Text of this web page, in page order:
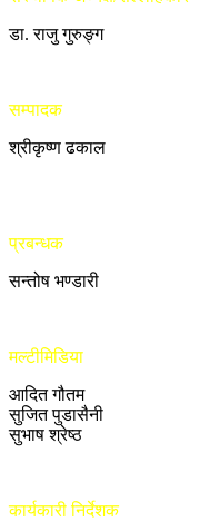
डा. राजु गुरुङ्ग
सम्पादक
श्रीकृष्ण ढकाल
प्रबन्धक
सन्तोष भण्डारी
मल्टीमिडिया
आदित गौतम
सुजित पुडासैनी
सुभाष श्रेष्ठ
कार्यकारी निर्देशक